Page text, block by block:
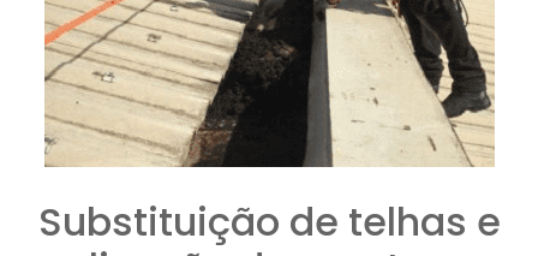
Substituição de telhas e